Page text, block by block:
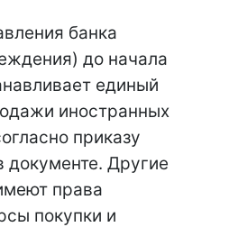
банка
до начала
единый
иностранных
приказу
документе. Другие
права
покупки и